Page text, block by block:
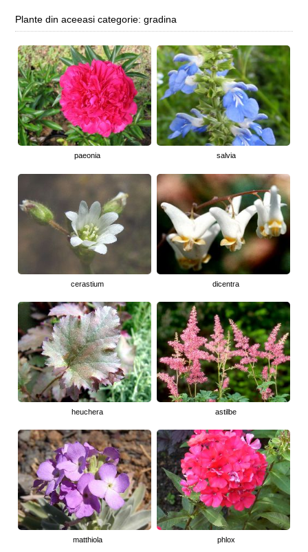
Plante din aceeasi categorie: gradina
paeonia salvia
cerastium dicentra
heuchera astilbe
matthiola phlox